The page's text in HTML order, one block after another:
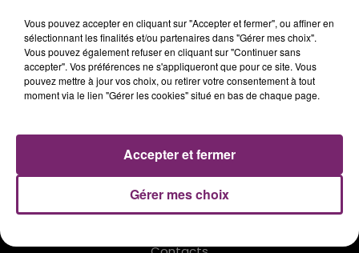
ACTUS RADIO
PODCASTS
JEUX
PHOTOS PUBLICITÉ
Règlement des jeux
Notice d'information RGPD
Vous pouvez accepter en cliquant sur "Accepter et fermer", ou affiner en
sélectionnant les finalités et/ou partenaires dans "Gérer mes choix".
Vous pouvez également refuser en cliquant sur "Continuer sans
accepter". Vos préférences ne s'appliqueront que pour ce site. Vous
pouvez mettre à jour vos choix, ou retirer votre consentement à tout
moment via le lien "Gérer les cookies" situé en bas de chaque page.
Gérer mes choix
Accepter et fermer